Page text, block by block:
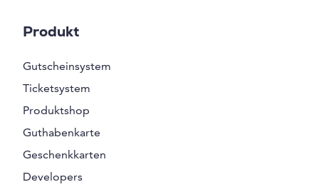
Produkt
Gutscheinsystem
Ticketsystem
Produktshop
Guthabenkarte
Geschenkkarten
Developers